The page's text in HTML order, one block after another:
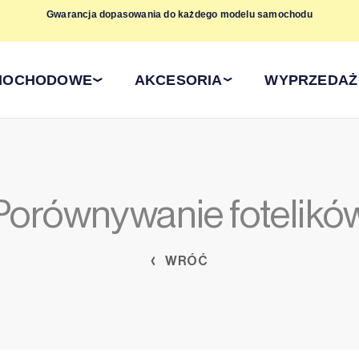
Gwarancja dopasowania do każdego modelu samochodu
AKCESORIA WYPRZEDAŻ
WRÓĆ